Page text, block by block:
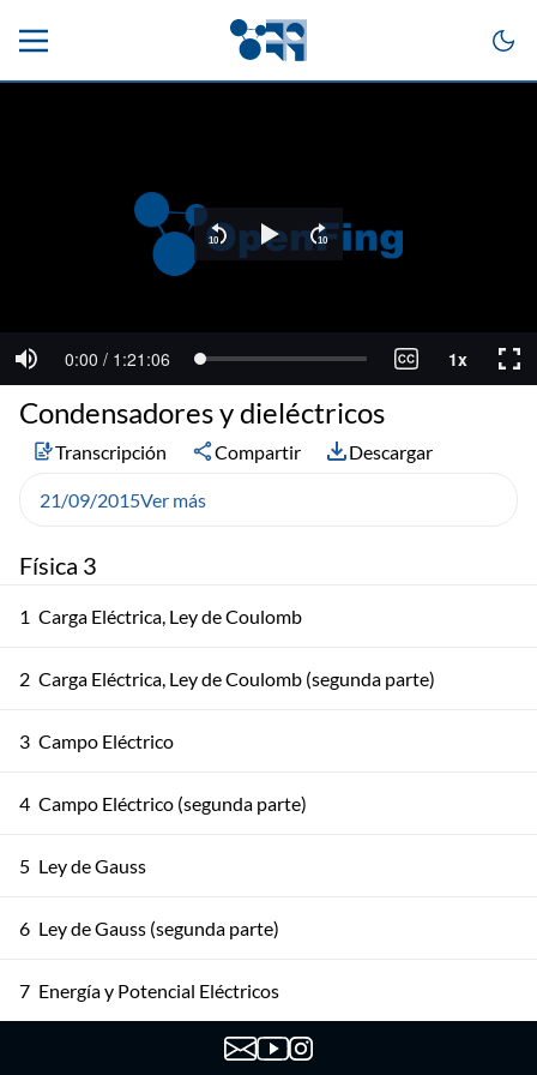
Física 3
1 Carga Eléctrica, Ley de Coulomb
2 Carga Eléctrica, Ley de Coulomb (segunda parte)
3 Campo Eléctrico
4 Campo Eléctrico (segunda parte)
5 Ley de Gauss
6 Ley de Gauss (segunda parte)
7 Energía y Potencial Eléctricos
Energía y Potencial Eléctricos (segunda parte)
Condensadores y dieléctricos
Transcripción Compartir Descargar
21/09/2015Ver más